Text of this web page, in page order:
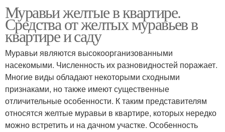
Муравьи желтые в квартире.
Средства от желтых муравьев в
квартире и саду
Муравьи являются высокоорганизованными
насекомыми. Численность их разновидностей поражает.
Многие виды обладают некоторыми сходными
признаками, но также имеют существенные
отличительные особенности. К таким представителям
относятся желтые муравьи в квартире, которых нередко
можно встретить и на дачном участке. Особенность